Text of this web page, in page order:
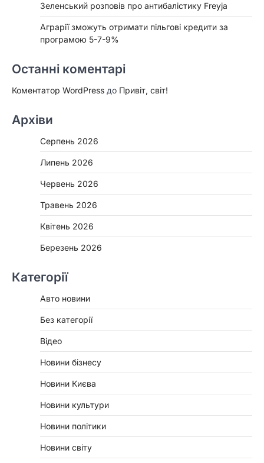
Зеленський розповів про антибалістику Freyja
Аграрії зможуть отримати пільгові кредити за
програмою 5-7-9%
Останні коментарі
Коментатор WordPress до Привіт, світ!
Архіви
Серпень 2026
Липень 2026
Червень 2026
Травень 2026
Квітень 2026
Березень 2026
Категорії
Авто новини
Без категорії
Відео
Новини бізнесу
Новини Києва
Новини культури
Новини політики
Новини світу